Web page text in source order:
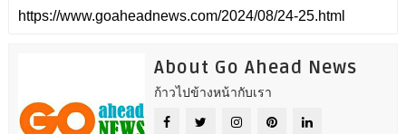
About Go Ahead News
ก้าวไปข้างหน้ากับเรา